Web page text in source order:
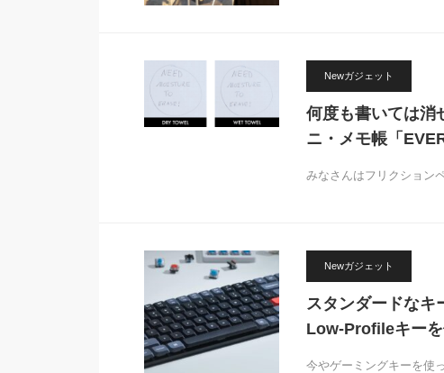
Newガジェット
何度も書いては消
ニ・メモ帳「
みなさんはフリクション
Newガジェット
スタンダードなキ
Low-Profileキー
今やゲーミングキーを使